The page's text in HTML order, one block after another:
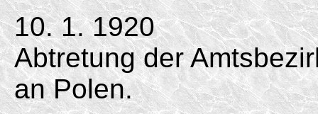
10. 1. 1920
Abtretung der
an Polen.